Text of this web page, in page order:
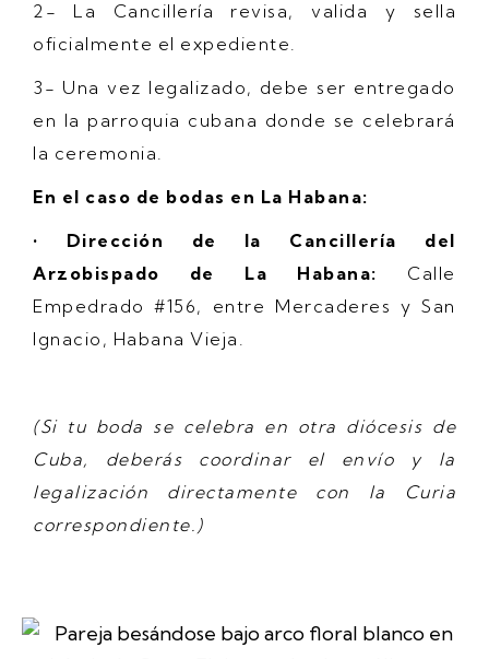
2- La Cancillería revisa, valida y sella
oficialmente el expediente.
3- Una vez legalizado, debe ser entregado
en la parroquia cubana donde se celebrará
la ceremonia.
En el caso de bodas en La Habana:
• Dirección de la Cancillería del
Arzobispado de La Habana: Calle
Empedrado #156, entre Mercaderes y San
Ignacio, Habana Vieja.
(Si tu boda se celebra en otra diócesis de
Cuba, deberás coordinar el envío y la
legalización directamente con la Curia
correspondiente.)